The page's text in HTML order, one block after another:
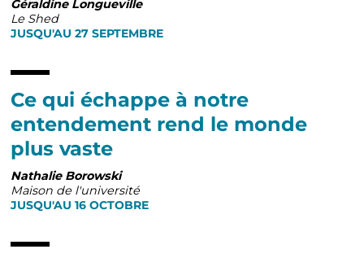
Géraldine Longueville
Le Shed
JUSQU'AU 27 SEPTEMBRE
Ce qui échappe à notre
entendement rend le monde
plus vaste
Nathalie Borowski
Maison de l'université
JUSQU'AU 16 OCTOBRE